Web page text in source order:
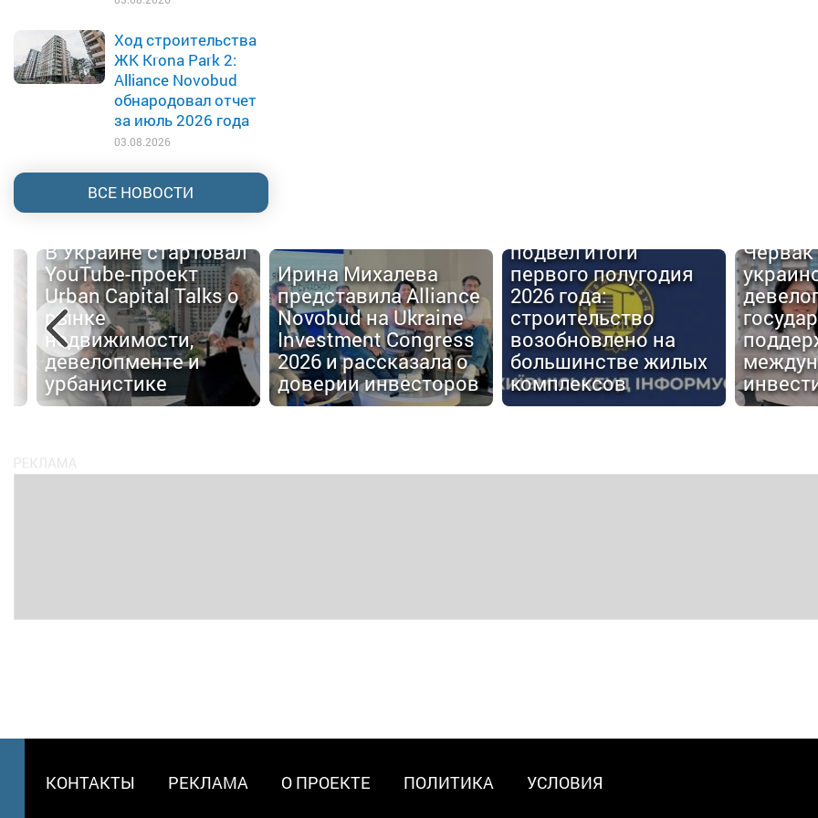
Ход строительства
ЖК Krona Park 2:
Alliance Novobud
обнародовал отчет
за июль 2026 года
03.08.2026
ВСЕ НОВОСТИ
В Украине стартовал
YouTube-проект
Urban Capital Talks о
рынке
недвижимости,
девелопменте и
урбанистике
Ирина Михалева
представила Alliance
Novobud на Ukraine
Investment Congress
2026 и рассказала о
доверии инвесторов
подвел итоги
первого полугодия
2026 года:
строительство
возобновлено на
большинстве жилых
комплексов
МЕНЮ
КОНТАКТЫ РЕКЛАМА О ПРОЕКТЕ ПОЛИТИКА УСЛОВИЯ